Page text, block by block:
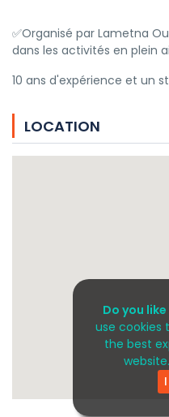
Do you
use cookies
the best
✅Organisé par Lametna
dans les activités en plein
10 ans d'expérience et un
LOCATION